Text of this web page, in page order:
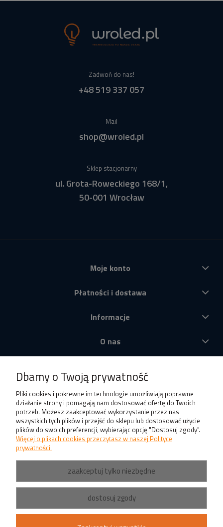
Zadwoń do nas!
+48 519 337 057
Mail
shop@wroled.pl
Sklep stacjonarny
ul. Grota-Roweckiego 168/1,
50-001 Wrocław
Moje konto
Płatności i dostawa
Informacje
O nas
Dbamy o Twoją prywatność
Pliki cookies i pokrewne im technologie umożliwiają poprawne
działanie strony i pomagają nam dostosować ofertę do Twoich
potrzeb. Możesz zaakceptować wykorzystanie przez nas
wszystkich tych plików i przejść do sklepu lub dostosować użycie
plików do swoich preferencji, wybierając opcję "Dostosuj zgody".
Więcej o plikach cookies przeczytasz w naszej Polityce
prywatności.
zaakceptuj tylko niezbędne
dostosuj zgody